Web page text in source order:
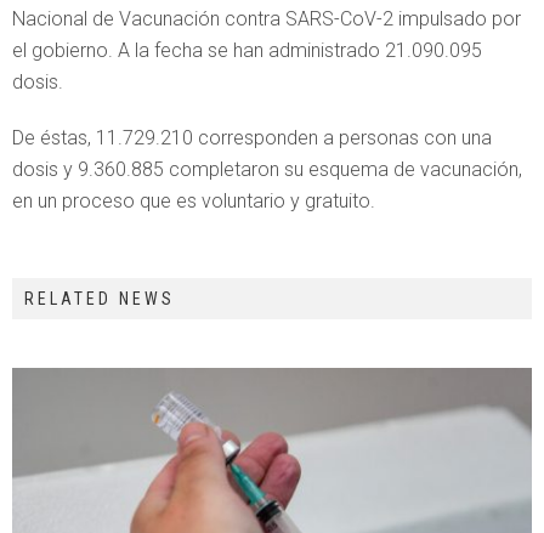
Nacional de Vacunación contra SARS-CoV-2 impulsado por
el gobierno. A la fecha se han administrado 21.090.095
dosis.
De éstas, 11.729.210 corresponden a personas con una
dosis y 9.360.885 completaron su esquema de vacunación,
en un proceso que es voluntario y gratuito.
RELATED NEWS